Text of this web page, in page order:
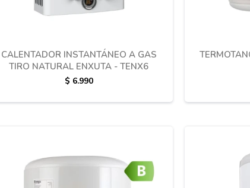
CALENTADOR INSTANTÁNEO A GAS
TIRO NATURAL ENXUTA - TENX6
$ 6.990